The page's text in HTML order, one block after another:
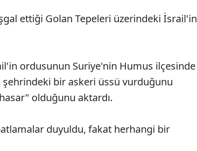
ettiği Golan Tepeleri üzerindeki İsrail'in
ordusunun Suriye'nin Humus ilçesinde
bir askeri üssü vurduğunu
olduğunu aktardı.
duyuldu, fakat herhangi bir